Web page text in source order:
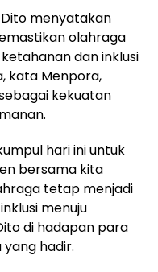
menyatakan
olahraga
dan inklusi
kata Menpora,
kekuatan
hari ini untuk
bersama kita
tetap menjadi
menuju
di hadapan para
hadir.